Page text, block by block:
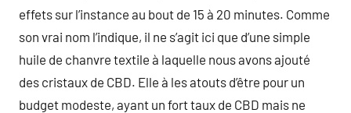
effets sur l’instance au bout de 15 à 20 minutes. Comme
son vrai nom l’indique, il ne s’agit ici que d’une simple
huile de chanvre textile à laquelle nous avons ajouté
des cristaux de CBD. Elle à les atouts d’être pour un
budget modeste, ayant un fort taux de CBD mais ne